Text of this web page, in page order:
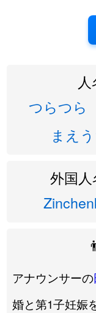
つらつら
まえ
外国
アナウンサーの
婚と第1子妊娠